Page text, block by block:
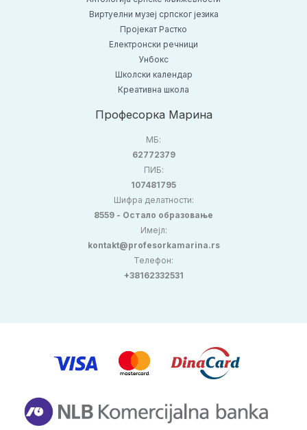
Виртуелни музеј српског језика
Пројекат Растко
Електронски речници
Унбокс
Школски календар
Креативна школа
Професорка Марина
МБ:
62772379
ПИБ:
107481795
Шифра делатности:
8559 - Остало образовање
Имејл:
kontakt@profesorkamarina.rs
Телефон:
+38162332531